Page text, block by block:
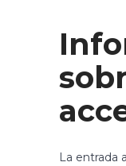
La entrada